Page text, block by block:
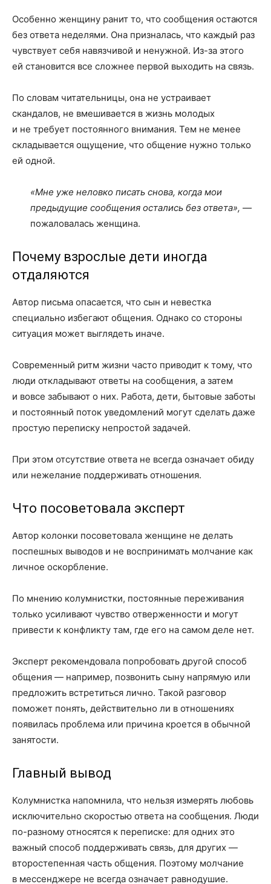
Особенно женщину ранит то, что сообщения остаются
без ответа неделями. Она призналась, что каждый раз
чувствует себя навязчивой и ненужной. Из-за этого
ей становится все сложнее первой выходить на связь.
По словам читательницы, она не устраивает
скандалов, не вмешивается в жизнь молодых
и не требует постоянного внимания. Тем не менее
складывается ощущение, что общение нужно только
ей одной.
«Мне уже неловко писать снова, когда мои
предыдущие сообщения остались без ответа», —
пожаловалась женщина.
Почему взрослые дети иногда
отдаляются
Автор письма опасается, что сын и невестка
специально избегают общения. Однако со стороны
ситуация может выглядеть иначе.
Современный ритм жизни часто приводит к тому, что
люди откладывают ответы на сообщения, а затем
и вовсе забывают о них. Работа, дети, бытовые заботы
и постоянный поток уведомлений могут сделать даже
простую переписку непростой задачей.
При этом отсутствие ответа не всегда означает обиду
или нежелание поддерживать отношения.
Что посоветовала эксперт
Автор колонки посоветовала женщине не делать
поспешных выводов и не воспринимать молчание как
личное оскорбление.
По мнению колумнистки, постоянные переживания
только усиливают чувство отверженности и могут
привести к конфликту там, где его на самом деле нет.
Эксперт рекомендовала попробовать другой способ
общения — например, позвонить сыну напрямую или
предложить встретиться лично. Такой разговор
поможет понять, действительно ли в отношениях
появилась проблема или причина кроется в обычной
занятости.
Главный вывод
Колумнистка напомнила, что нельзя измерять любовь
исключительно скоростью ответа на сообщения. Люди
по-разному относятся к переписке: для одних это
важный способ поддерживать связь, для других —
второстепенная часть общения. Поэтому молчание
в мессенджере не всегда означает равнодушие.